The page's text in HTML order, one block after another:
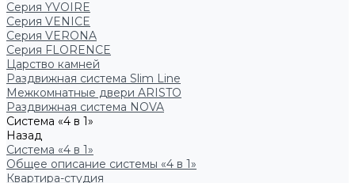
Серия YVOIRE
Серия VENICE
Серия VERONA
Серия FLORENCE
Царство камней
Раздвижная система Slim Line
Межкомнатные двери ARISTO
Раздвижная система NOVA
Система «4 в 1»
Назад
Система «4 в 1»
Общее описание системы «4 в 1»
Квартира-студия